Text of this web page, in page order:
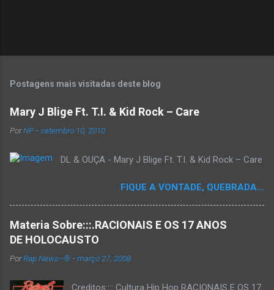
Postagens mais visitadas deste blog
Mary J Blige Ft. T.I. & Kid Rock – Care
PorNP -setembro 10, 2010
DL & OUÇA - Mary J Blige Ft. T.I. & Kid Rock – Care
FIQUE A VONTADE, QUEBRADA...
Materia Sobre:::.RACIONAIS E OS 17 ANOS
DE HOLOCAUSTO
PorRap News--® -março 27, 2008
Creditos:::: Cultura Hip Hop RACIONAIS E OS 17